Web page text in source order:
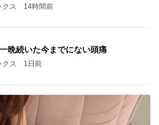
ス 14時間前
晩続いた今までにない頭痛
ス 1日前